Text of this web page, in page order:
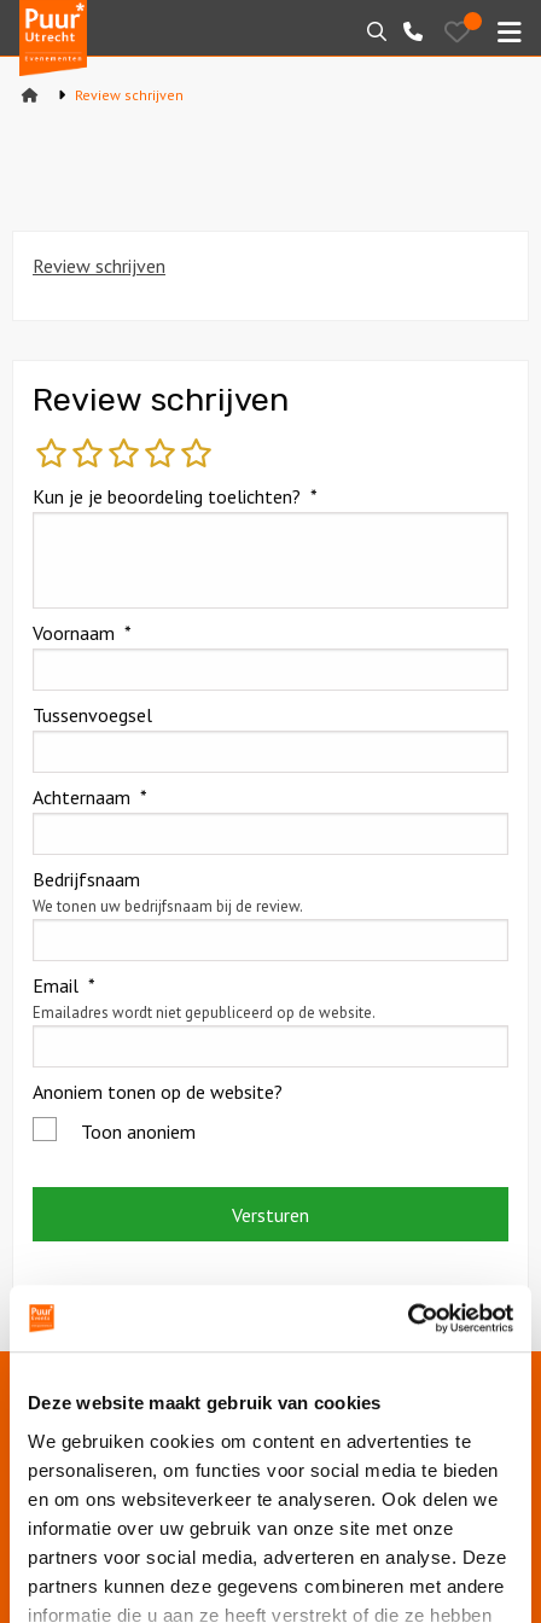
Deze website maakt gebruik van cookies
We gebruiken cookies om content en advertenties te
personaliseren, om functies voor social media te bieden
en om ons websiteverkeer te analyseren. Ook delen we
informatie over uw gebruik van onze site met onze
partners voor social media, adverteren en analyse. Deze
partners kunnen deze gegevens combineren met andere
informatie die u aan ze heeft verstrekt of die ze hebben
Puur*
Utrecht
bedrijfsuitjes
Zoeken
030-
2145099
Bewaarde
uitjes
Rondleidingen
Review schrijven
Review schrijven
Review schrijven
slechtmatiggemiddeld
goed
Kun je je beoordeling toelichten? *
Voornaam *
Tussenvoegsel
Achternaam *
Bedrijfsnaam
We tonen uw bedrijfsnaam bij de review.
Email *
Emailadres wordt niet gepubliceerd op de website.
Anoniem tonen op de website?
Toon anoniem
Onze websites
Puur Events
Puur Feesten
Puur Uitjes
Puur Amsterdam
Puur Rotterdam